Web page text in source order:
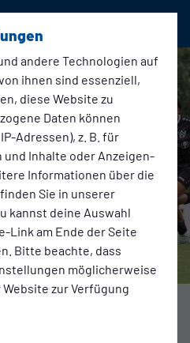
andere Technologien auf
ihnen sind essenziell,
diese Website zu
Daten können
Adressen), z. B. für
Inhalte oder Anzeigen-
Informationen über die
Sie in unserer
kannst deine Auswahl
Link am Ende der Seite
Bitte beachte, dass
möglicherweise
zur Verfügung